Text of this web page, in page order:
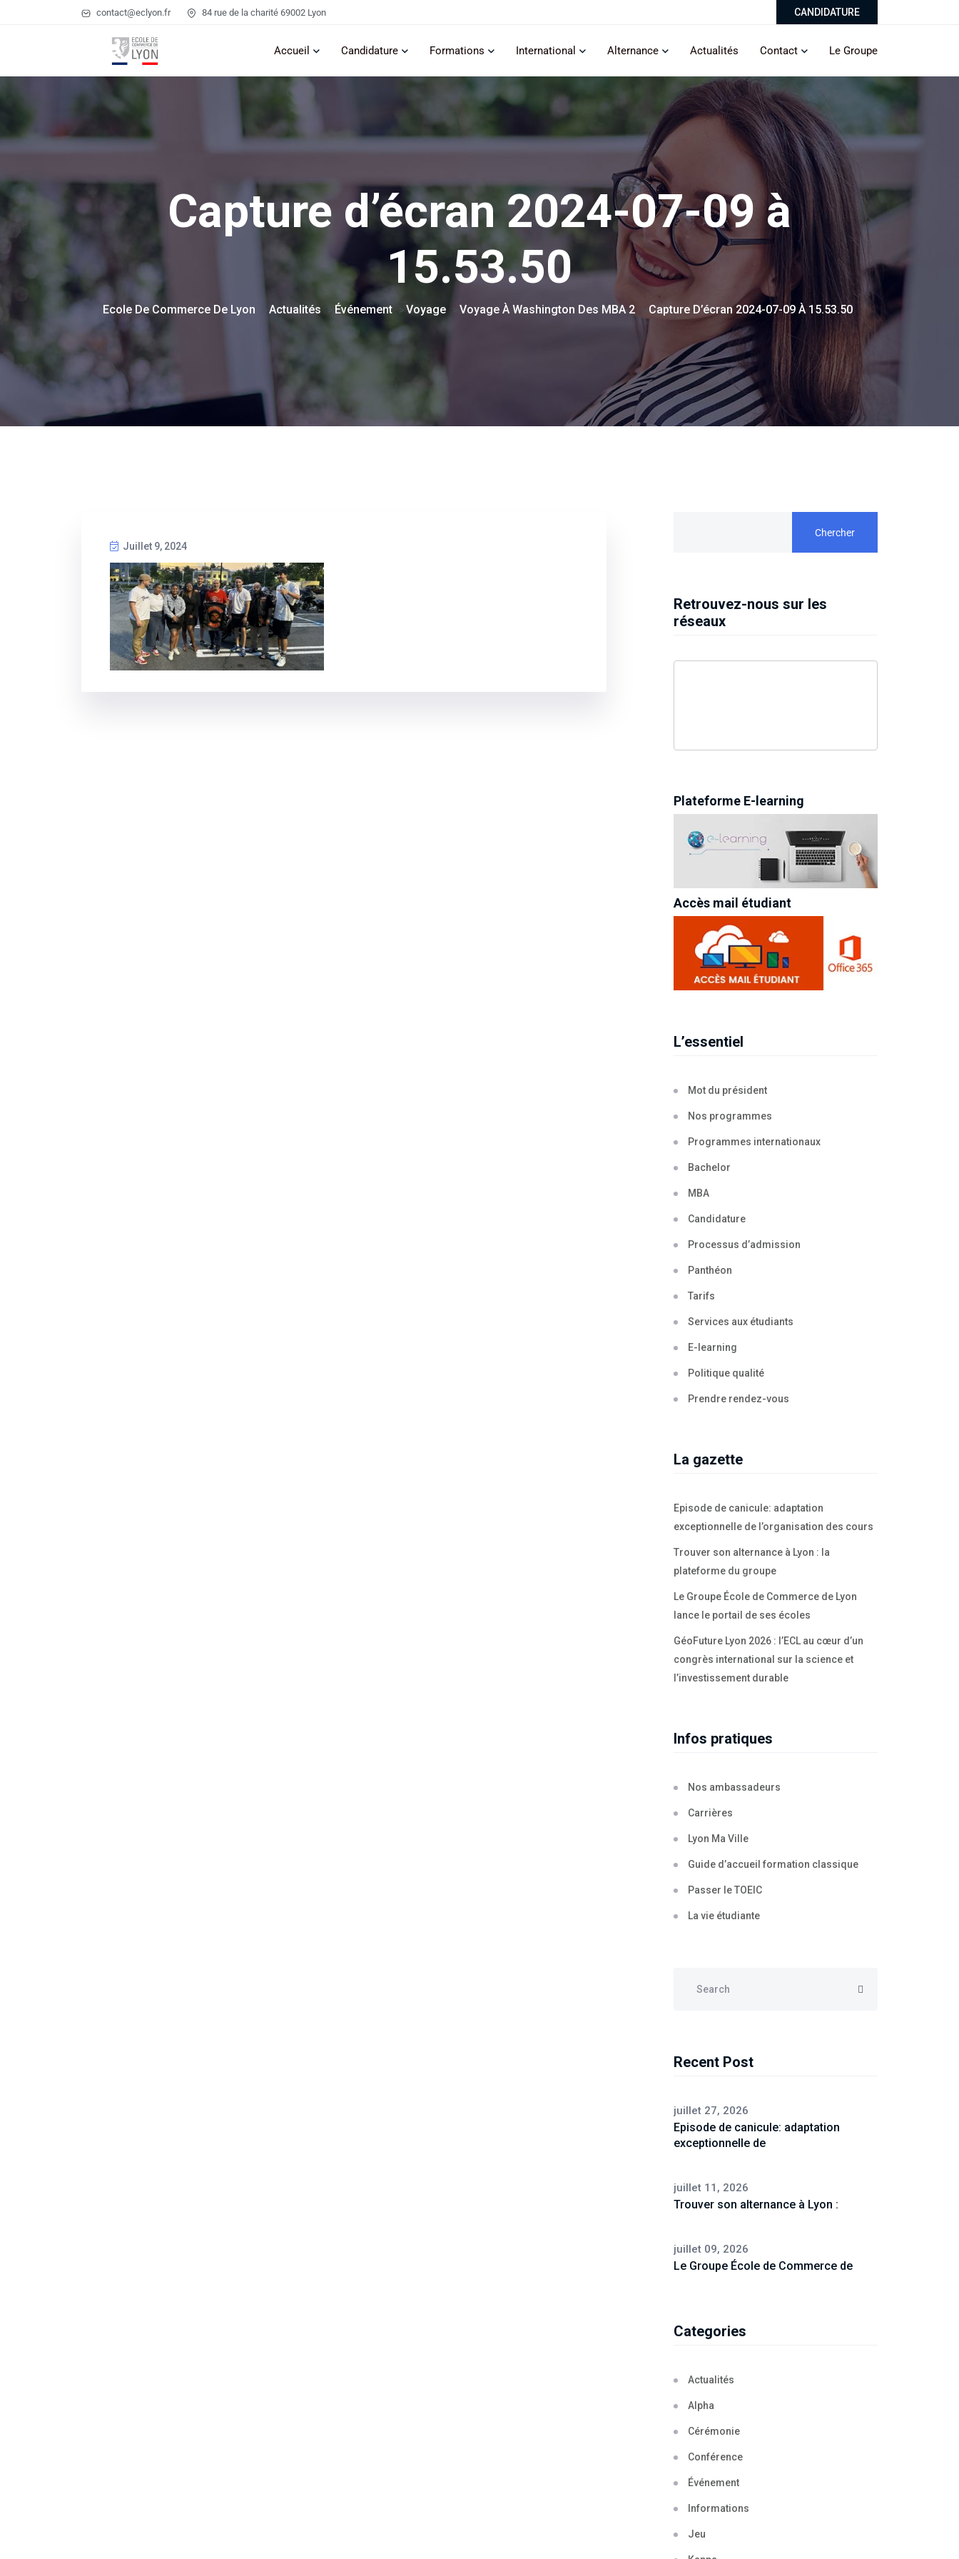
contact@eclyon.fr 84 rue de la charité 69002 Lyon CANDIDATURE
Accueil Candidature Formations International Alternance Actualités Contact Le Groupe
Capture d’écran 2024-07-09 à
15.53.50
Ecole De Commerce De Lyon Actualités > Événement >Voyage Voyage À Washington Des MBA 2 > Capture D’écran 2024-07-09 À 15.53.50
Juillet 9, 2024
Chercher
Retrouvez-nous sur les
réseaux
Plateforme E-learning
Accès mail étudiant
L’essentiel
Mot du président
Nos programmes
Programmes internationaux
Bachelor
MBA
Candidature
Processus d’admission
Panthéon
Tarifs
Services aux étudiants
E-learning
Politique qualité
Prendre rendez-vous
La gazette
Episode de canicule: adaptation
exceptionnelle de l’organisation des cours
Trouver son alternance à Lyon : la
plateforme du groupe
Le Groupe École de Commerce de Lyon
lance le portail de ses écoles
GéoFuture Lyon 2026 : l’ECL au cœur d’un
congrès international sur la science et
l’investissement durable
Infos pratiques
Nos ambassadeurs
Carrières
Lyon Ma Ville
Guide d’accueil formation classique
Passer le TOEIC
La vie étudiante
Recent Post
juillet 27, 2026
Episode de canicule: adaptation
exceptionnelle de
juillet 11, 2026
Trouver son alternance à Lyon :
juillet 09, 2026
Le Groupe École de Commerce de
Categories
Actualités
Alpha
Cérémonie
Conférence
Événement
Informations
Jeu